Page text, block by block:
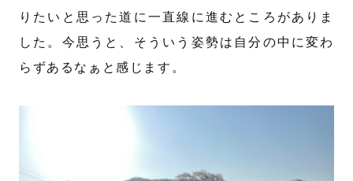
りたいと思った道に一直線に進むところがありま
した。今思うと、そういう姿勢は自分の中に変わ
らずあるなぁと感じます。